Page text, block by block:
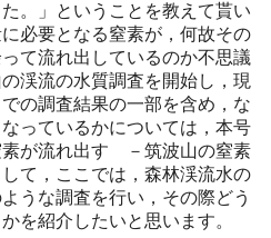
。」ということを教えて貰い
必要となる窒素が，何故その
て流れ出しているのか不思議
渓流の水質調査を開始し，現
の調査結果の一部を含め，な
っているかについては，本号
素が流れ出す －筑波山の窒素
て，ここでは，森林渓流水の
うな調査を行い，その際どう
を紹介したいと思います。